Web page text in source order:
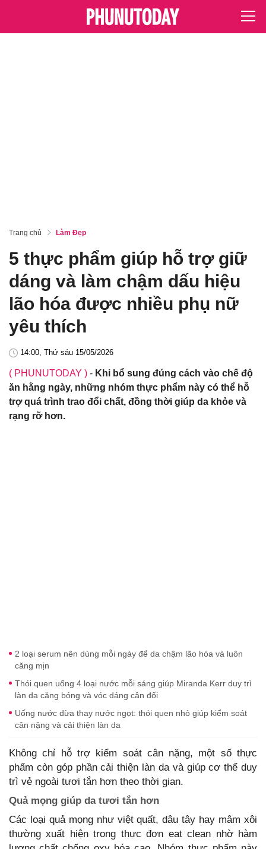
Trang chủ Làm Đẹp
5 thực phẩm giúp hỗ trợ giữ
dáng và làm chậm dấu hiệu
lão hóa được nhiều phụ nữ
yêu thích
14:00, Thứ sáu 15/05/2026
( PHUNUTODAY ) - Khi bổ sung đúng cách vào chế độ
ăn hằng ngày, những nhóm thực phẩm này có thể hỗ
trợ quá trình trao đổi chất, đồng thời giúp da khỏe và
rạng rỡ hơn.
2 loại serum nên dùng mỗi ngày để da chậm lão hóa và luôn
căng mịn
Thói quen uống 4 loại nước mỗi sáng giúp Miranda Kerr duy trì
làn da căng bóng và vóc dáng cân đối
Uống nước dừa thay nước ngọt: thói quen nhỏ giúp kiểm soát
cân nặng và cải thiện làn da
Không chỉ hỗ trợ kiểm soát cân nặng, một số thực
phẩm còn góp phần cải thiện làn da và giúp cơ thể duy
trì vẻ ngoài tươi tắn hơn theo thời gian.
Quả mọng giúp da tươi tắn hơn
Các loại quả mọng như việt quất, dâu tây hay mâm xôi
thường xuất hiện trong thực đơn eat clean nhờ hàm